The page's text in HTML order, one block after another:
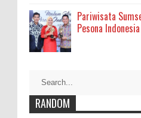
Pariwisata
Pesona
RANDOM